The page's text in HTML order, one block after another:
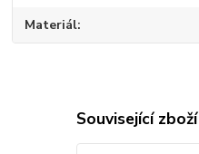
Materiál
Související zboží